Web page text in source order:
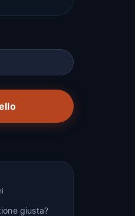
giusta?